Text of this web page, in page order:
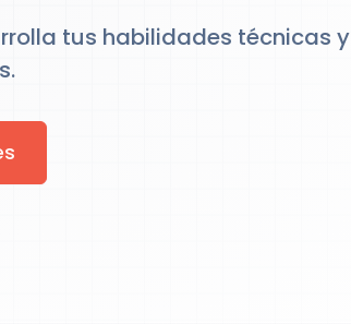
tus habilidades técnicas y